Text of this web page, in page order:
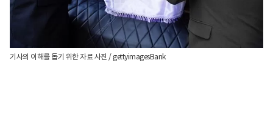
기사의 이해를 돕기 위한 자료 사진 / gettyimagesBank